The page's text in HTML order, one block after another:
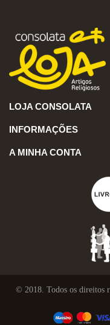
LOJA CONSOLATA
INFORMAÇÕES
A MINHA CONTA
© 2018. Todos os direitos